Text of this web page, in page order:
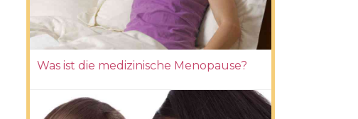
Was ist die medizinische Menopause?